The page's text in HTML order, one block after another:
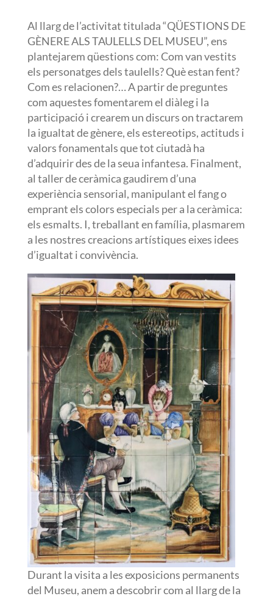
Al llarg de l’activitat titulada “QÜESTIONS DE
GÈNERE ALS TAULELLS DEL MUSEU”, ens
plantejarem qüestions com: Com van vestits
els personatges dels taulells? Què estan fent?
Com es relacionen?… A partir de preguntes
com aquestes fomentarem el diàleg i la
participació i crearem un discurs on tractarem
la igualtat de gènere, els estereotips, actituds i
valors fonamentals que tot ciutadà ha
d’adquirir des de la seua infantesa. Finalment,
al taller de ceràmica gaudirem d’una
experiència sensorial, manipulant el fang o
emprant els colors especials per a la ceràmica:
els esmalts. I, treballant en família, plasmarem
a les nostres creacions artístiques eixes idees
d’igualtat i convivència.
Durant la visita a les exposicions permanents
del Museu, anem a descobrir com al llarg de la